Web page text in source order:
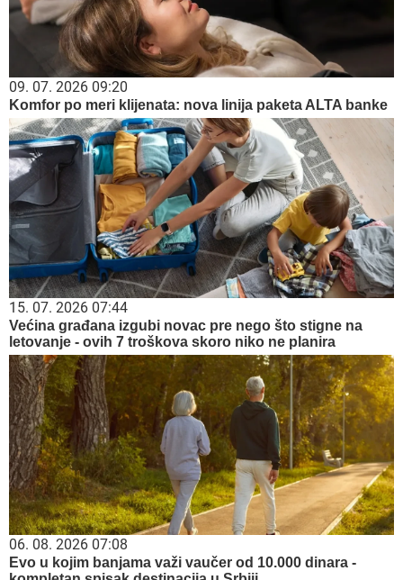
09. 07. 2026 09:20
Komfor po meri klijenata: nova linija paketa ALTA banke
15. 07. 2026 07:44
Većina građana izgubi novac pre nego što stigne na
letovanje - ovih 7 troškova skoro niko ne planira
06. 08. 2026 07:08
Evo u kojim banjama važi vaučer od 10.000 dinara -